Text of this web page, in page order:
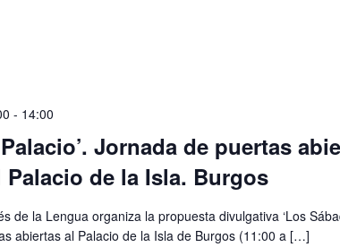
- 14:00
Jornada de puertas
de la Isla. Burgos
de la Lengua organiza la propuesta divulgativa ‘Los
abiertas al Palacio de la Isla de Burgos (11:00 a […]